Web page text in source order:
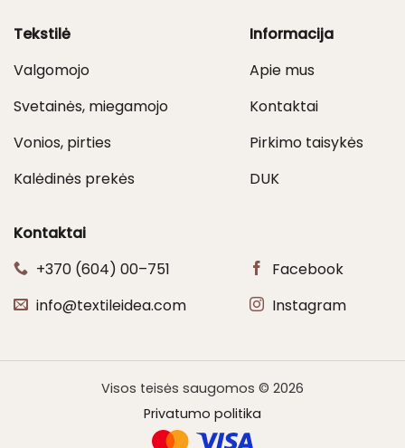
Tekstilė
Valgomojo
Svetainės, miegamojo
Vonios, pirties
Kalėdinės prekės
Informacija
Apie mus
Kontaktai
Pirkimo taisykės
DUK
Kontaktai
+370 (604) 00–751
info@textileidea.com
Facebook
Instagram
Visos teisės saugomos © 2026
Privatumo politika